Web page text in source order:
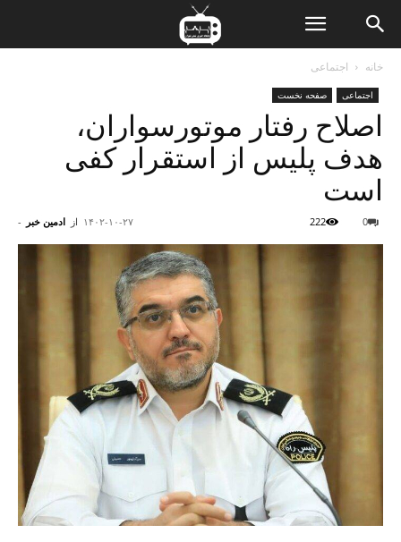
خانه اجتماعی
اجتماعی صفحه نخست
اصلاح رفتار موتورسواران،
هدف پلیس از استقرار کفی
است
از ادمین خبر - ۱۴۰۲-۱۰-۲۷ 0
222